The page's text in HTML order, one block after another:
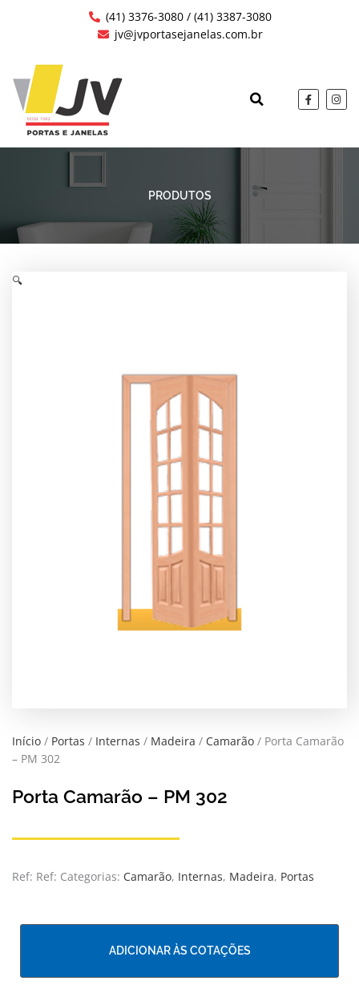
conteúdo
(41) 3376-3080 / (41) 3387-3080
jv@jvportasejanelas.com.br
F
a
c
o
I
n
s
g
PRODUTOS
🔍
Início / Portas / Internas / Madeira / Camarão / Porta Camarão
– PM 302
Porta Camarão – PM 302
Ref: Ref: Categorias: Camarão, Internas, Madeira, Portas
ADICIONAR ÀS COTAÇÕES